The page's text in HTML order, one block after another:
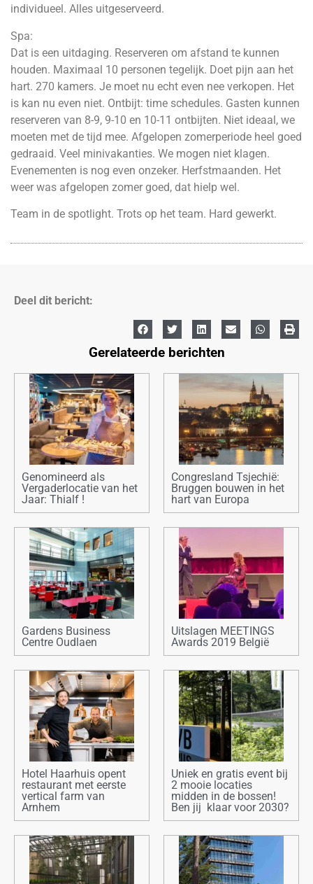
individueel. Alles uitgeserveerd.
Spa:
Dat is een uitdaging. Reserveren om afstand te kunnen
houden. Maximaal 10 personen tegelijk. Doet pijn aan het
hart. 270 kamers. Je moet nu echt even nee verkopen. Het
is kan nu even niet. Ontbijt: time schedules. Gasten kunnen
reserveren van 8-9, 9-10 en 10-11 ontbijten. Niet ideaal, we
moeten met de tijd mee. Afgelopen zomerperiode heel goed
gedraaid. Veel minivakanties. We mogen niet klagen.
Evenementen is nog even onzeker. Herfstmaanden. Het
weer was afgelopen zomer goed, dat hielp wel.
Team in de spotlight. Trots op het team. Hard gewerkt.
Deel dit bericht:
Gerelateerde berichten
Genomineerd als
Vergaderlocatie van het
Jaar: Thialf !
Congresland Tsjechië:
Bruggen bouwen in het
hart van Europa
Gardens Business
Centre Oudlaen
Uitslagen MEETINGS
Awards 2019 België
Hotel Haarhuis opent
restaurant met eerste
vertical farm van
Arnhem
Uniek en gratis event bij
2 mooie locaties
midden in de bossen!
Ben jij klaar voor 2030?